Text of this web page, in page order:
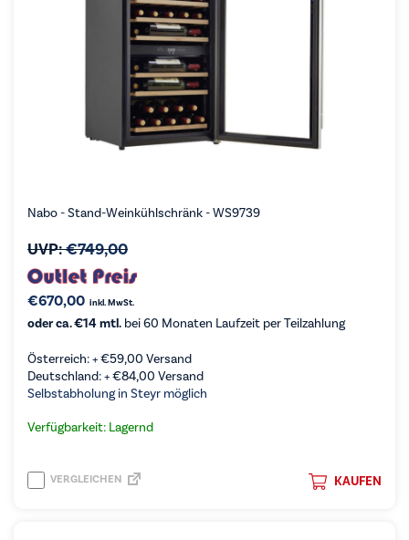
Nabo - Stand-Weinkühlschränk - WS9739
UVP:€749,00
€670,00 inkl. MwSt.
oder ca. €14 mtl. bei 60 Monaten Laufzeit per Teilzahlung
Österreich: +€59,00 Versand
Deutschland: +€84,00 Versand
Selbstabholung in Steyr möglich
Verfügbarkeit: Lagernd
KAUFEN
VERGLEICHEN